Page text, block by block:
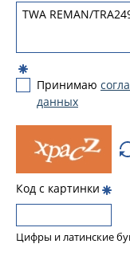
Принимаю
данных
Код с картинки
Цифры и латинские